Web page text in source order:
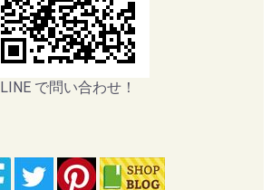
LINE で問い合わせ！